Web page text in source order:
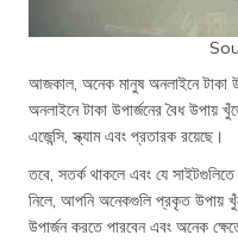
আজকাল, অনেক মানুষ অনলাইনে টাকা
অনলাইনে টাকা উপার্জনের বৈধ উপায়
এজেন্সি, স্ক্যাম এবং প্রতারক রয়েছে।
তবে, সতর্ক থাকলে এবং যে
নিলে, আপনি অনেকগুলি প্রকৃত উপায়
উপার্জন করতে পারবেন এবং অনেক